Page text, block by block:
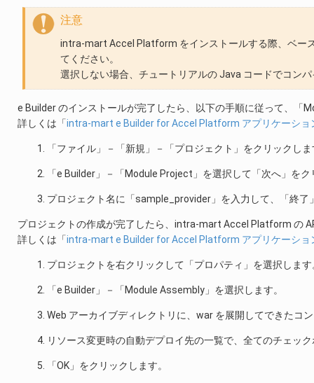
注意
intra-mart Accel Platform をインストールする際、ベー
てください。
選択しない場合、チュートリアルの Java コードでコン
e Builder のインストールが完了したら、以下の手順に従って、「
詳しくは「intra-mart e Builder for Accel Platform アプリケーショ
「ファイル」－「新規」－「プロジェクト」をクリックし
「e Builder」－「Module Project」を選択して「次へ」を
プロジェクト名に「sample_provider」を入力して、「終了
プロジェクトの作成が完了したら、intra-mart Accel Platform の
詳しくは「intra-mart e Builder for Accel Platform アプリケーショ
プロジェクトを右クリックして「プロパティ」を選択します
「e Builder」－「Module Assembly」を選択します。
Web アーカイブディレクトリに、war を展開してできたコ
リソース変更時の自動デプロイ先の一覧で、全てのチェッ
「OK」をクリックします。